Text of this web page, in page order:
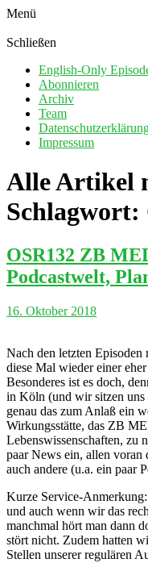
Menü
Schließen
English-Only
Abonnieren
Archiv
Team
Impressum
Alle Artikel
Schlagwort:
OSR132 ZB
Podcastwelt,
16. Oktober 2018
Nach den letzten
diese Mal wieder einer
Besonderes ist es doch,
in Köln (und wir sitzen uns
genau das zum Anlaß ein
Wirkungsstätte, das ZB
Lebenswissenschaften, zu
paar News ein, allen
auch andere (u.a. ein paar
Kurze Service-
und auch wenn wir das
manchmal hört man dann
stört nicht. Zudem hatten
Stellen unserer regulären